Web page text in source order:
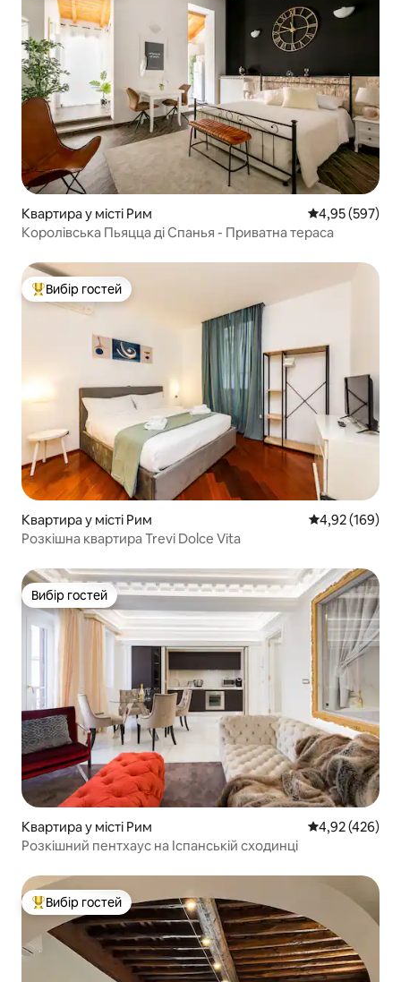
Квартира у місті Рим Середня
4,95 (597)
Королівська Пьяцца ді Спанья - Приватна тераса
Топ вибір гостей
Вибір гостей
Квартира у місті Рим Середня
4,92 (169)
Розкішна квартира Trevi Dolce Vita
Вибір гостей
Вибір гостей
Квартира у місті Рим Середня
4,92 (426)
Розкішний пентхаус на Іспанській сходинці
Топ вибір гостей
Вибір гостей